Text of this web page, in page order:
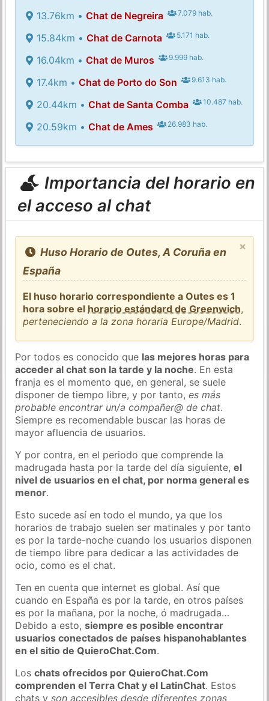
13.76km • Chat de Negreira 7.079 hab.
15.84km • Chat de Carnota 5.171 hab.
16.04km • Chat de Muros 9.999 hab.
17.4km • Chat de Porto do Son 9.613 hab.
20.44km • Chat de Santa Comba 10.487 hab.
20.59km • Chat de Ames 26.983 hab.
Importancia del horario en
el acceso al chat
×
Huso Horario de Outes, A Coruña en
España
El huso horario correspondiente a Outes es 1
hora sobre el horario estándard de Greenwich,
perteneciendo a la zona horaria Europe/Madrid.
Por todos es conocido que las mejores horas para
acceder al chat son la tarde y la noche. En esta
franja es el momento que, en general, se suele
disponer de tiempo libre, y por tanto,es más
probable encontrar un/a compañer@ de chat.
Siempre es recomendable buscar las horas de
mayor afluencia de usuarios.
Y por contra, en el periodo que comprende la
madrugada hasta por la tarde del día siguiente,el
nivel de usuarios en el chat, por norma general es
menor.
Esto sucede así en todo el mundo, ya que los
horarios de trabajo suelen ser matinales y por tanto
es por la tarde-noche cuando los usuarios disponen
de tiempo libre para dedicar a las actividades de
ocio, como es el chat.
Ten en cuenta que internet es global. Así que
cuando en España es por la tarde, en otros países
es por la mañana, por la noche, ó madrugada…
Debido a esto,siempre es posible encontrar
usuarios conectados de países hispanohablantes
en el sitio de QuieroChat.Com.
Loschats ofrecidos por QuieroChat.Com
comprenden el Terra Chat y el LatinChat. Estos
chats yson accesibles desde diferentes zonas